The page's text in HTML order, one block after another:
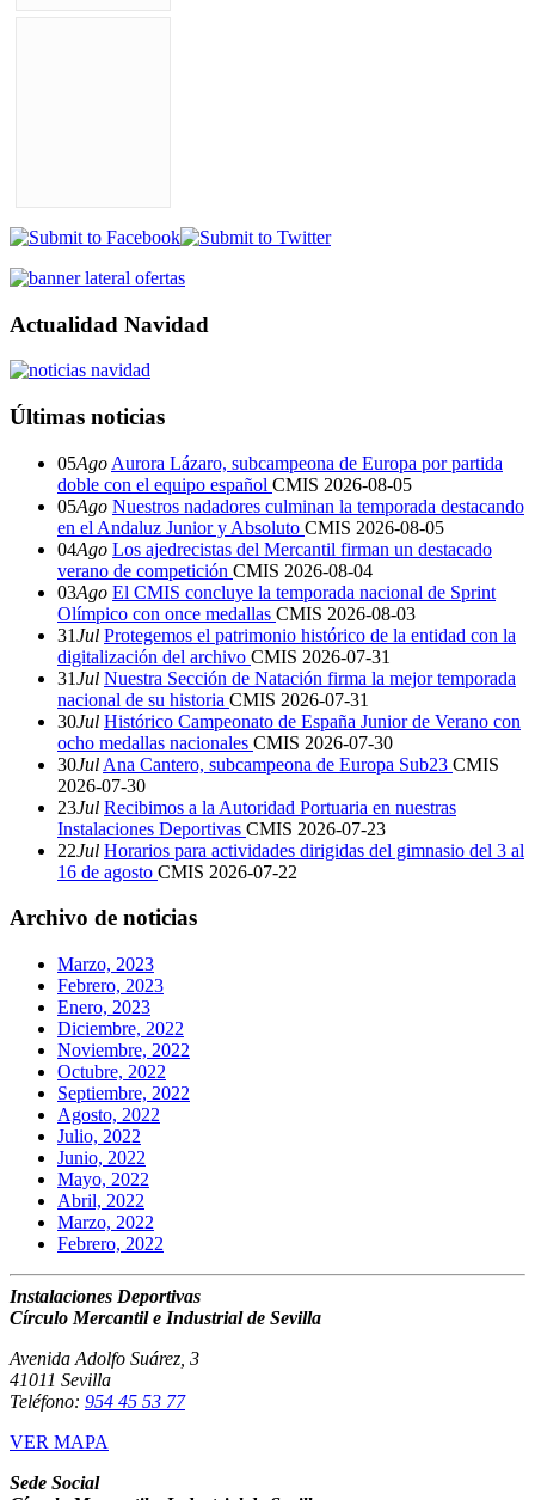
Actualidad Navidad
Últimas noticias
05Ago Aurora Lázaro, subcampeona de Europa por partida
doble con el equipo español CMIS 2026-08-05
05Ago Nuestros nadadores culminan la temporada destacando
en el Andaluz Junior y Absoluto CMIS 2026-08-05
04Ago Los ajedrecistas del Mercantil firman un destacado
verano de competición CMIS 2026-08-04
03Ago El CMIS concluye la temporada nacional de Sprint
Olímpico con once medallas CMIS 2026-08-03
31Jul Protegemos el patrimonio histórico de la entidad con la
digitalización del archivo CMIS 2026-07-31
31Jul Nuestra Sección de Natación firma la mejor temporada
nacional de su historia CMIS 2026-07-31
30Jul Histórico Campeonato de España Junior de Verano con
ocho medallas nacionales CMIS 2026-07-30
30Jul Ana Cantero, subcampeona de Europa Sub23 CMIS
2026-07-30
23Jul Recibimos a la Autoridad Portuaria en nuestras
Instalaciones Deportivas CMIS 2026-07-23
22Jul Horarios para actividades dirigidas del gimnasio del 3 al
16 de agosto CMIS 2026-07-22
Archivo de noticias
Marzo, 2023
Febrero, 2023
Enero, 2023
Diciembre, 2022
Noviembre, 2022
Octubre, 2022
Septiembre, 2022
Agosto, 2022
Julio, 2022
Junio, 2022
Mayo, 2022
Abril, 2022
Marzo, 2022
Febrero, 2022
Instalaciones Deportivas
Círculo Mercantil e Industrial de Sevilla
Avenida Adolfo Suárez, 3
41011 Sevilla
Teléfono: 954 45 53 77
VER MAPA
Sede Social